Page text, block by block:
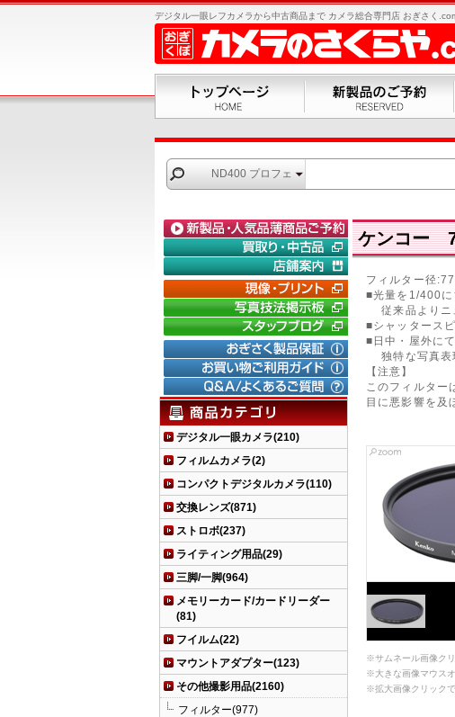
デジタル一眼レフカメラから中古商品まで カメラ総合専門店 おぎさく
ND400 プロフェ
デジタル一眼カメ
フイルム
｜SONY製品 ｜ 中
デジタル一眼カメラ(210)
フィルムカメラ(2)
コンパクトデジタルカメラ(110)
交換レンズ(871)
ストロボ(237)
ライティング用品(29)
三脚/一脚(964)
メモリーカード/カードリーダー
(81)
フイルム(22)
マウントアダプター(123)
その他撮影用品(2160)
フィルター(977)
ケンコー
フィルター径
■光量を1/400に
従来品よりニ
■シャッタース
■日中・屋外に
独特な写真表
【注意】
このフィルター
目に悪影響を及
※サムネール画像ク
※大きな画像マウス
※拡大画像クリック